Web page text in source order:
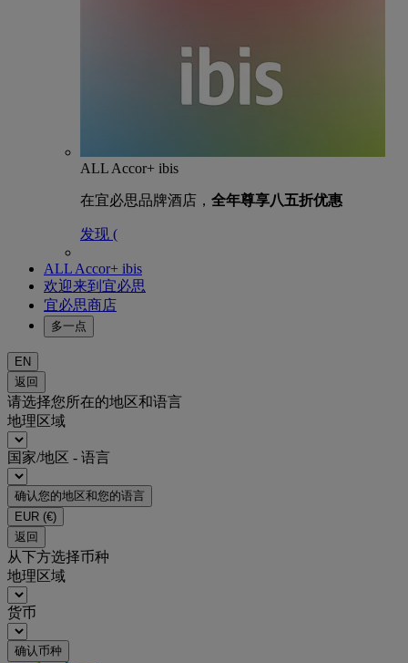
ALL Accor+ ibis
在宜必思品牌酒店， 全年尊享八五折优惠
发现 (
ALL Accor+ ibis
欢迎来到宜必思
宜必思商店
多一点
EN
返回
请选择您所在的地区和语言
地理区域
国家/地区 - 语言
确认您的地区和您的语言
EUR (€)
返回
从下方选择币种
地理区域
货币
确认币种